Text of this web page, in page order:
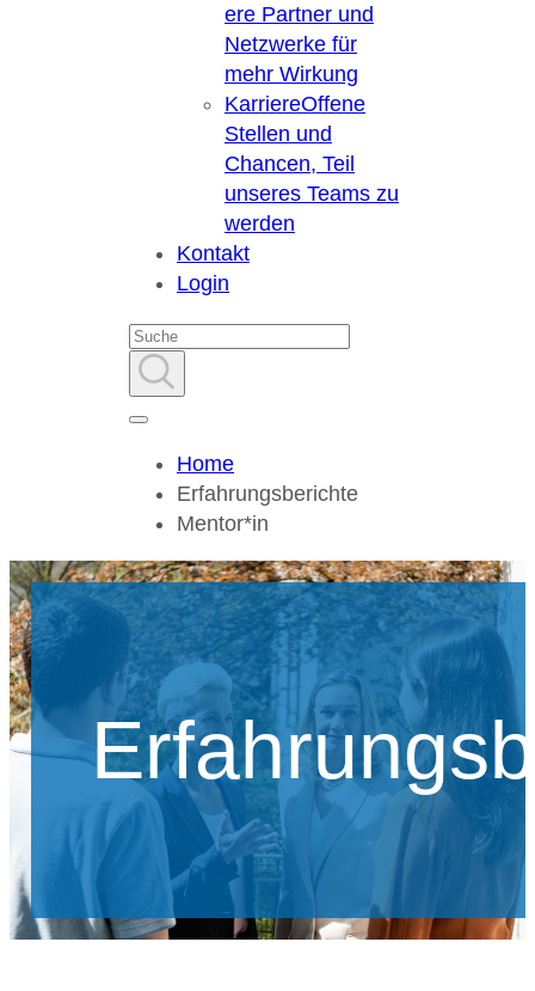
ere Partner und
Netzwerke für
mehr Wirkung
KarriereOffene
Stellen und
Chancen, Teil
unseres Teams zu
werden
Kontakt
Login
Home
Erfahrungsberichte
Mentor*in